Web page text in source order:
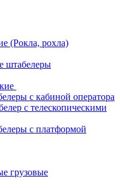
(Рокла, рохла)
штабелеры
с кабиной оператора
с телескопическими
с платформой
грузовые